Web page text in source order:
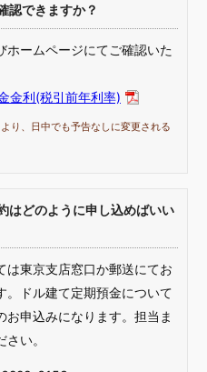
認できますか？
ホームページにてご確認いた
金利(税引前年利率)
り、日中でも予告なしに変更される
はどのように申し込めばいい
は東京支店窓口か郵送にてお
。ドル建て定期預金について
お申込みになります。担当ま
い。